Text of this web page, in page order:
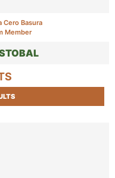
Cero Basura
Member